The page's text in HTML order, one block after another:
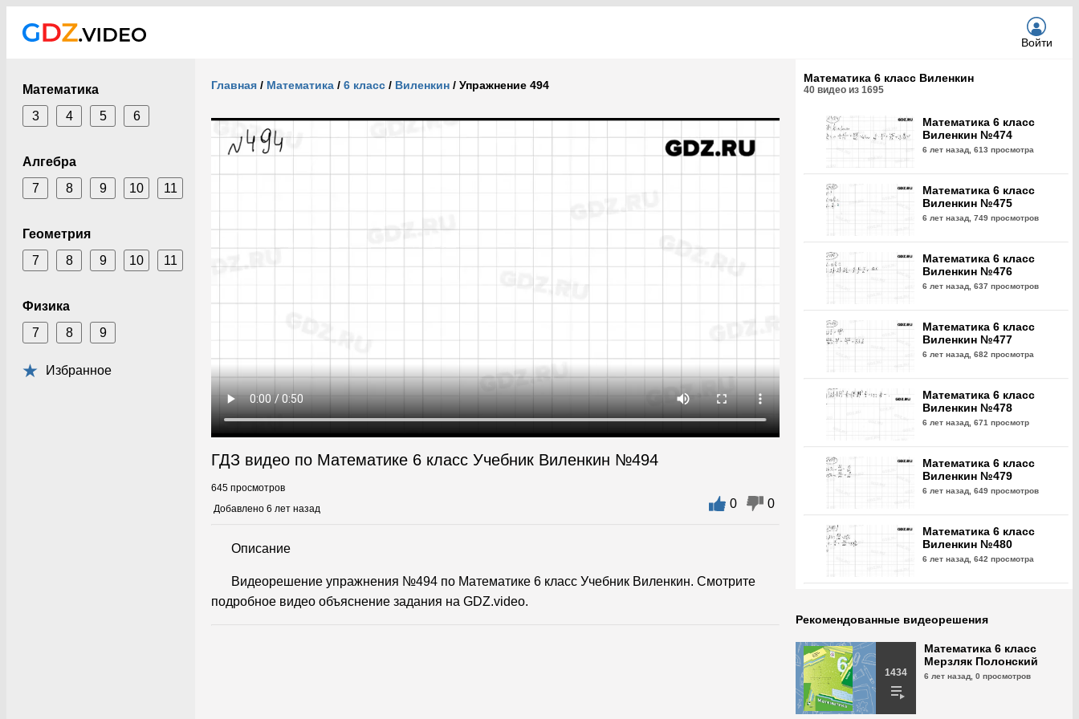
Войти
Математика
3
4 5 6
Алгебра
7
8 9 10 11
Геометрия
7
8 9 10 11
Физика
7
8 9
Избранное
Главная / Математика / 6 класс / Виленкин / Упражнение 494
ГДЗ видео по Математике 6 класс Учебник Виленкин №494
645 просмотров
Добавлено 6 лет назад
0 0
Описание
Видеорешение упражнения №494 по Математике 6 класс Учебник Виленкин. Смотрите
подробное видео объяснение задания на GDZ.video.
Математика 6 класс Виленкин
40 видео из 1695
Математика 6 класс
Виленкин №474
6 лет назад, 613 просмотра
Математика 6 класс
Виленкин №475
6 лет назад, 749 просмотров
Математика 6 класс
Виленкин №476
6 лет назад, 637 просмотров
Математика 6 класс
Виленкин №477
6 лет назад, 682 просмотра
Математика 6 класс
Виленкин №478
6 лет назад, 671 просмотр
Математика 6 класс
Виленкин №479
6 лет назад, 649 просмотров
Математика 6 класс
Виленкин №480
6 лет назад, 642 просмотра
6 лет назад,
Математика 6 класс
Виленкин №482
Рекомендованные видеорешения
1434
Математика 6 класс
Мерзляк Полонский
6 лет назад, 0 просмотров